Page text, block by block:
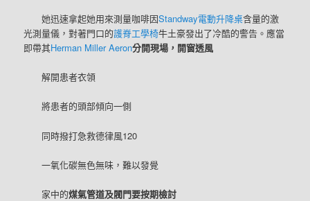
她迅速拿起她用來測量咖啡因Standway電動升降桌含量的激
光測量儀，對著門口的護脊工學椅牛土豪發出了冷酷的警告。應當
即帶其Herman Miller Aeron分開現場，開窗透風
解開患者衣領
將患者的頭部傾向一側
同時撥打急救德律風120
一氧化碳無色無味，難以發覺
家中的煤氣管道及閥門要按期檢討